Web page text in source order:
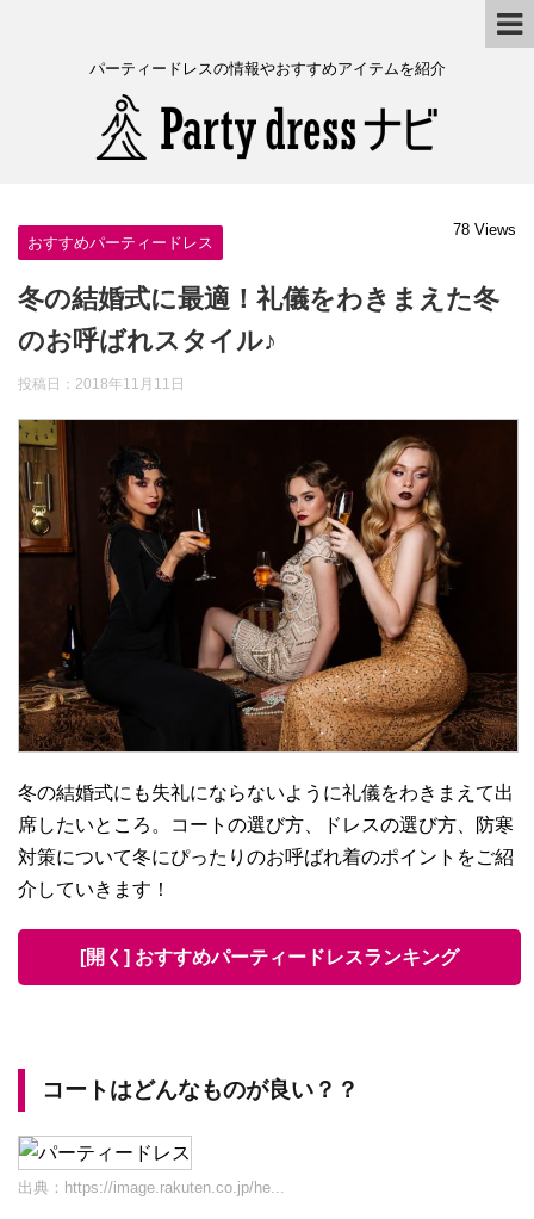
パーティードレスの情報やおすすめアイテムを紹介
おすすめパーティードレス
78 Views
冬の結婚式に最適！礼儀をわきまえた冬
のお呼ばれスタイル♪
投稿日： 2018年11月11日
冬の結婚式にも失礼にならないように礼儀をわきまえて出
席したいところ。コートの選び方、ドレスの選び方、防寒
対策について冬にぴったりのお呼ばれ着のポイントをご紹
介していきます！
[開く] おすすめパーティードレスランキング
コートはどんなものが良い？？
出典： https://image.rakuten.co.jp/he...